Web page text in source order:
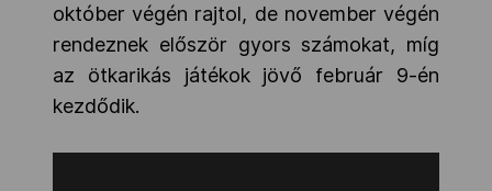
október végén rajtol, de november végén
rendeznek először gyors számokat, míg
az ötkarikás játékok jövő február 9-én
kezdődik.